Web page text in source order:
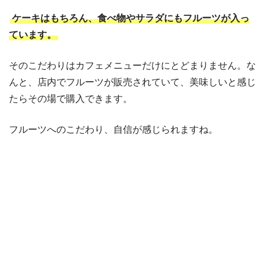
ケーキはもちろん、食べ物やサラダにもフルーツが入っ
ています。
そのこだわりはカフェメニューだけにとどまりません。な
んと、店内でフルーツが販売されていて、美味しいと感じ
たらその場で購入できます。
フルーツへのこだわり、自信が感じられますね。